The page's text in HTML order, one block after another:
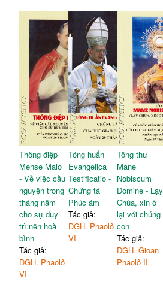
Thông điệp
Mense Maio
- Về việc cầu
nguyện trong
tháng năm
cho sự duy
trì nền hoà
bình
Tác giả:
ĐGH. Phaolô
VI
Tông huấn
Evangelica
Testificatio -
Chứng tá
Phúc âm
Tác giả:
ĐGH. Phaolô
VI
Tông thư
Mane
Nobiscum
Domine - Lạy
Chúa, xin ở
lại với chúng
con
Tác giả:
ĐGH. Gioan
Phaolô II